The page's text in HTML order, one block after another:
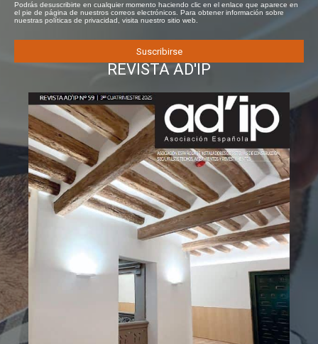
Podrás desuscribirte en cualquier momento haciendo clic en el enlace que aparece en
el pie de página de nuestros correos electrónicos. Para obtener información sobre
nuestras políticas de privacidad, visita nuestro sitio web.
REVISTA AD'IP